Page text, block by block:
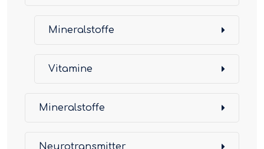
Mineralstoffe
Vitamine
Mineralstoffe
Neurotransmitter